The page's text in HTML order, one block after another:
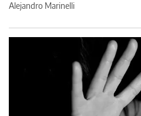
Alejandro Marinelli